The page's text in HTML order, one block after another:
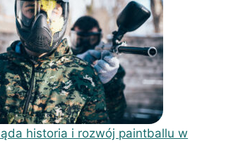
historia i rozwój paintballu w